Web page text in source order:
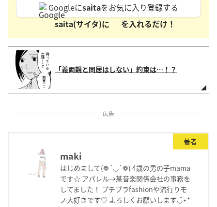
Googleにsaitaをお気に入り登録する
saita(サイタ)に
を入れるだけ！
「義両親と同居はしない」約束は…！？
広告
著者
maki
はじめまして(❁´◡`❁) 4歳の男の子mama
です☆ アパレル→某音楽関係会社の事務を
してました！ プチプラfashionや流行りモ
ノ大好きです♡ よろしくお願いします◡̈⋆*